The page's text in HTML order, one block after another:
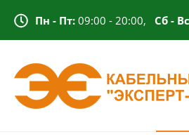
Пн - Пт: 09:00 - 20:00, Сб - Вс